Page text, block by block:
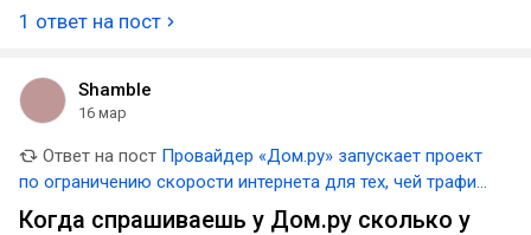
1 ответ на пост
Shamble
16 мар
Ответ на пост Провайдер «Дом.ру» запускает проект
по ограничению скорости интернета для тех, чей трафик
превышает 3 ТБ в месяц
Когда спрашиваешь у Дом.ру сколько у